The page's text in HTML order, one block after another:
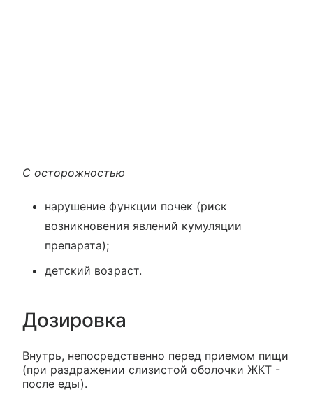
С осторожностью
нарушение функции почек (риск
возникновения явлений кумуляции
препарата);
детский возраст.
Дозировка
Внутрь, непосредственно перед приемом пищи
(при раздражении слизистой оболочки ЖКТ -
после еды).